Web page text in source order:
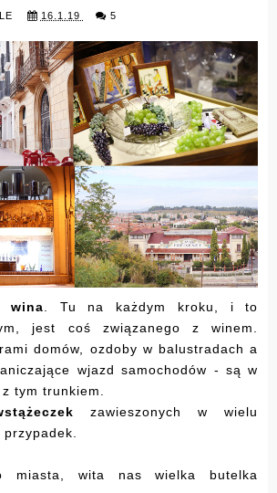
16.1.19 5
wina . Tu na każdym kroku, i to
jest coś związanego z winem.
domów, ozdoby w balustradach a
wjazd samochodów - są w
tym trunkiem.
zawieszonych w wielu
miasta, wita nas wielka butelka